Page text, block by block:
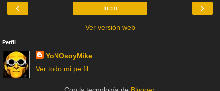
‹ ›
Inicio
Ver versión web
Perfil
YoNOsoyMike
Ver todo mi perfil